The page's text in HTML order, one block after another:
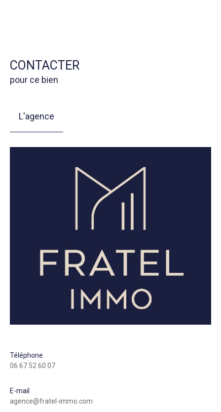
CONTACTER
pour ce bien
L'agence
Téléphone
06 67 52 60 07
E-mail
agence@fratel-immo.com